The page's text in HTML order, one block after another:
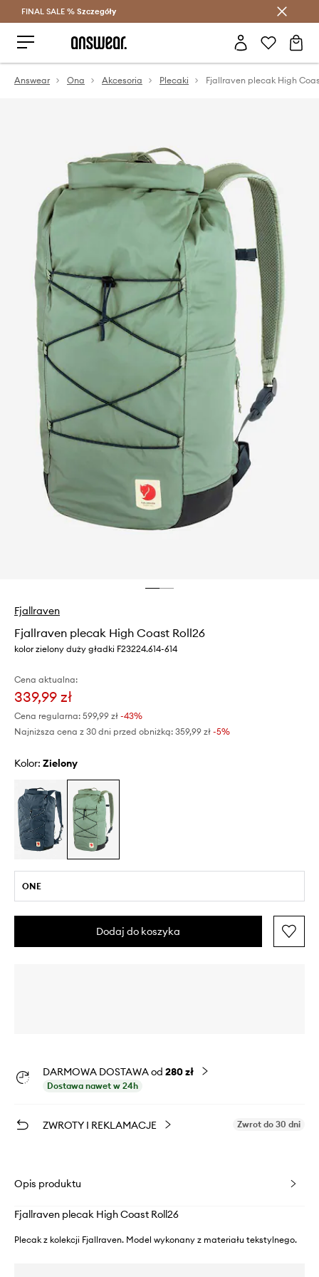
Oszczędzaj z Answear Club >
FINAL SALE % Szczegóły
Answear Ona Akcesoria Plecaki
Fjallraven
Fjallraven plecak High Coast Roll26
kolor zielony duży gładki F23224.614-614
Cena aktualna:
339,99 zł
Cena regularna: 599,99 zł -43%
Najniższa cena z 30 dni przed obniżką: 359,99 zł -5%
Kolor: zielony
ONE
Dodaj do koszyka
DARMOWA DOSTAWA od 280 zł
Dostawa nawet w 24h
ZWROTY I REKLAMACJE Zwrot do 30 dni
Opis produktu
Fjallraven plecak High Coast Roll26
Plecak z kolekcji Fjallraven. Model wykonany z materiału tekstylnego.